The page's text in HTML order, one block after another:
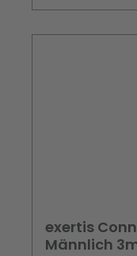
exertis
Männlich